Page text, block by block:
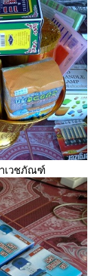
เวชภัณฑ์